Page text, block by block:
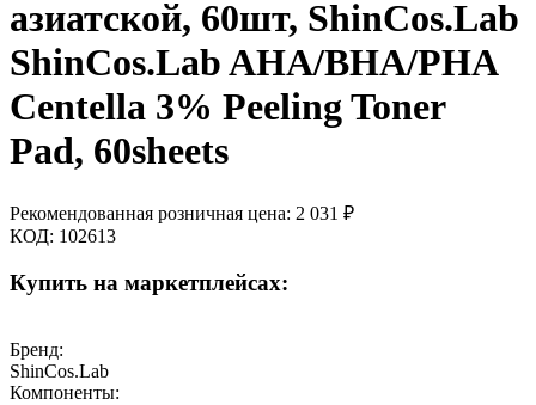
азиатской, 60шт, ShinCos.Lab
ShinCos.Lab AHA/BHA/PHA
Centella 3% Peeling Toner
Pad, 60sheets
Рекомендованная розничная цена: 2 031 ₽
КОД: 102613
Купить на маркетплейсах:
Бренд:
ShinCos.Lab
Компоненты: